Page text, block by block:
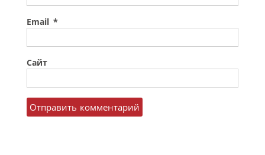
Email *
Сайт